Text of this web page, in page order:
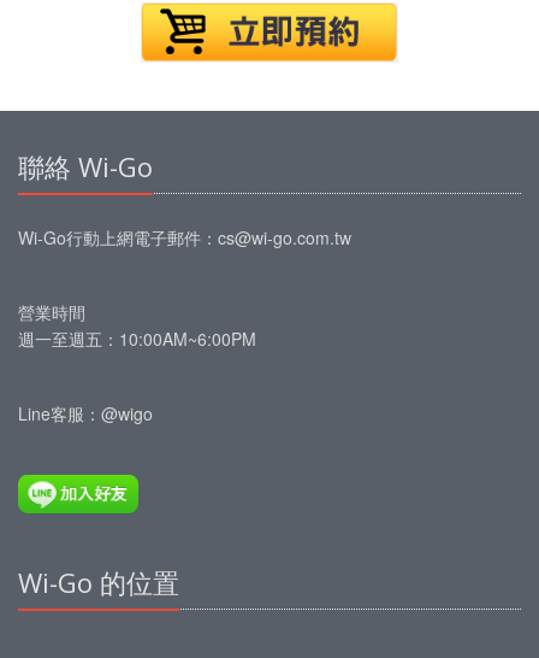
聯絡 Wi-Go
Wi-Go行動上網電子郵件： cs@wi-go.com.tw
營業時間
週一至週五：10:00AM~6:00PM
Line客服：@wigo
Wi-Go 的位置